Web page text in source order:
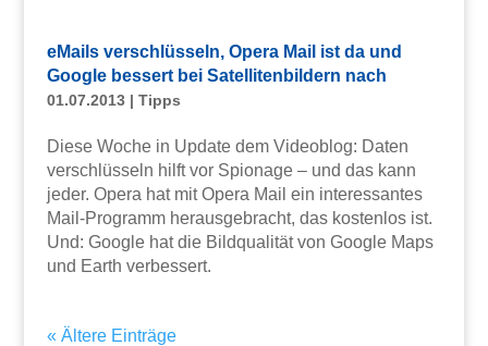
eMails verschlüsseln, Opera Mail ist da und
Google bessert bei Satellitenbildern nach
01.07.2013| Tipps
Diese Woche in Update dem Videoblog: Daten
verschlüsseln hilft vor Spionage – und das kann
jeder. Opera hat mit Opera Mail ein interessantes
Mail-Programm herausgebracht, das kostenlos ist.
Und: Google hat die Bildqualität von Google Maps
und Earth verbessert.
« Ältere Einträge